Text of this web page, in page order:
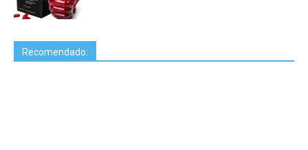
Recomendado: